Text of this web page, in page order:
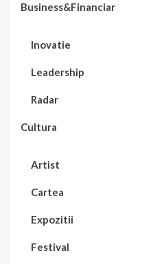
Business&Financiar
Inovatie
Leadership
Radar
Cultura
Artist
Cartea
Expozitii
Festival